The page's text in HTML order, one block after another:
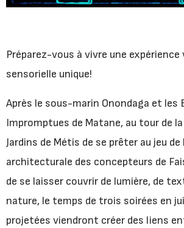
Préparez-vous à vivre une expérience
sensorielle unique!
Après le sous-marin Onondaga et les
Impromptues de Matane, au tour de
Jardins de Métis de se prêter au jeu
architecturale des concepteurs de
de se laisser couvrir de lumière, de
nature, le temps de trois soirées en
projetées viendront créer des liens